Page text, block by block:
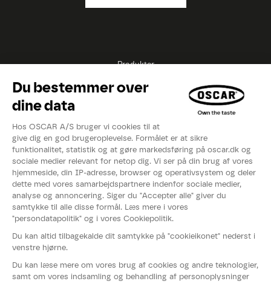
Produkter
Inspirationer
Videoer
Kataloger
Om OSCAR®
Nyheder
Events
Fødevarestyrelsens smiley-rapport
Whistleblowerordning